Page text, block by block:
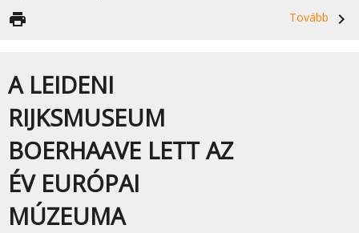
Tovább
navigate_next
print
A LEIDENI
RIJKSMUSEUM
BOERHAAVE LETT AZ
ÉV EURÓPAI
MÚZEUMA